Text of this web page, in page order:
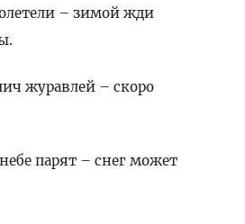
– зимой жди
журавлей – скоро
парят – снег может